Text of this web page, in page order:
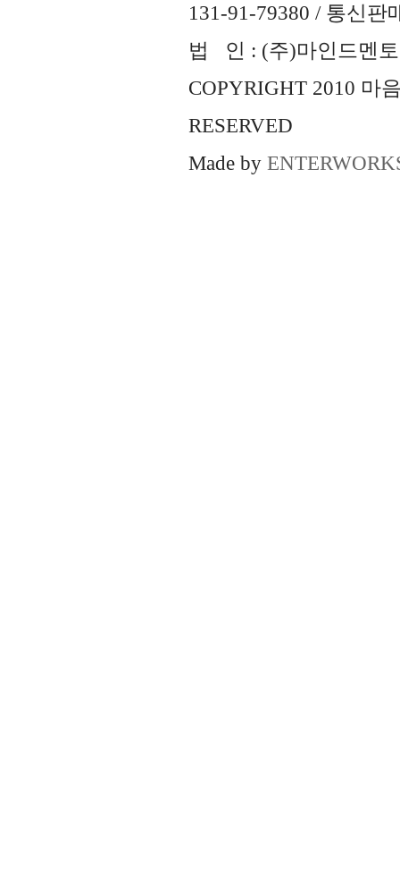
131-91-79380 / 통신판
법 인 : (주)마인드멘토
COPYRIGHT 2010 마
RESERVED
Made by